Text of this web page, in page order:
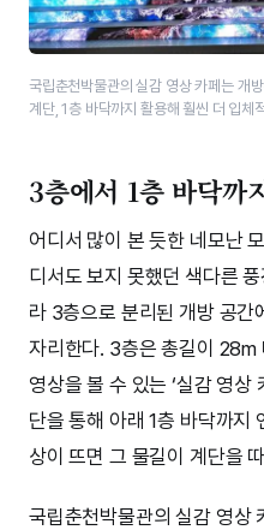
국립춘천박물관의 실감 영상 카페는 개
계단, 1층 바닥까지 활용해 훨씬 더 입
3층에서 1층 바닥까
어디서 많이 본 듯한 네모난
디서도 보지 못했던 색다른
라 3층으로 분리된 개방 공간
자리한다. 3층은 총길이 28m
영상을 볼 수 있는 ‘실감 영상
단을 통해 아래 1층 바닥까지
상이 뜨면 그 물길이 계단을
국립춘천박물관의 실감 영상